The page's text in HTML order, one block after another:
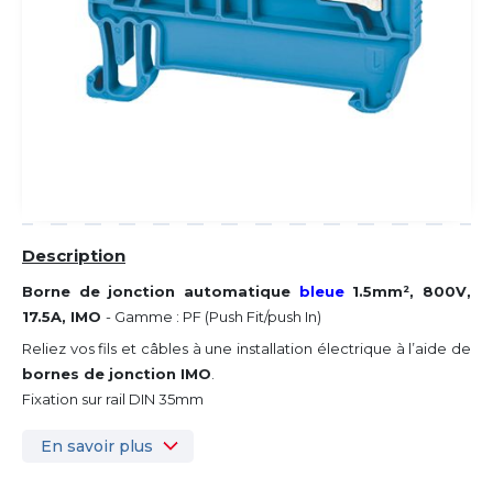
Description
Borne de jonction automatique bleue 1.5mm², 800V,
17.5A, IMO - Gamme : PF (Push Fit/push In)
Reliez vos fils et câbles à une installation électrique à l’aide de
bornes de jonction IMO
Fixation sur rail DIN 35mm
En savoir plus